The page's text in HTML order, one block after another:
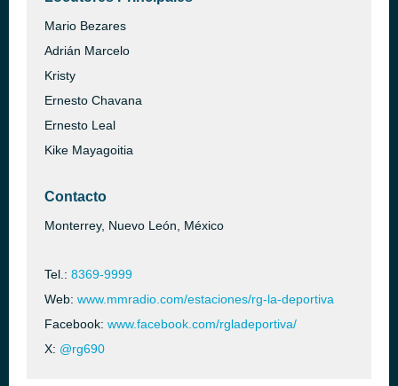
Mario Bezares
Adrián Marcelo
Kristy
Ernesto Chavana
Ernesto Leal
Kike Mayagoitia
Contacto
Monterrey, Nuevo León, México
Tel.: 8369-9999
Web: www.mmradio.com/estaciones/rg-la-deportiva
Facebook: www.facebook.com/rgladeportiva/
X: @rg690